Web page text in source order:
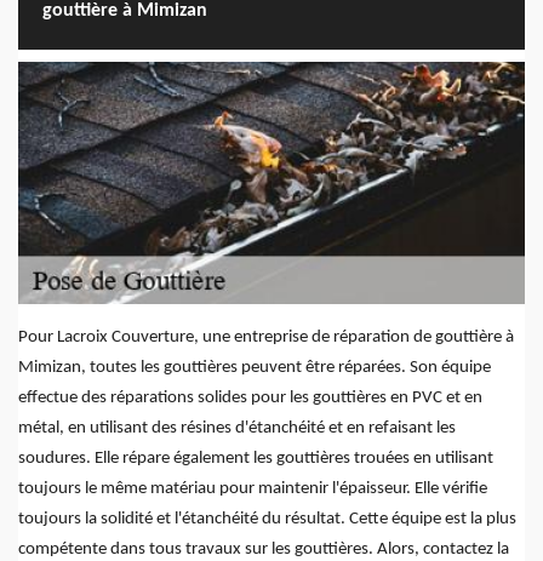
gouttière à Mimizan
Pour Lacroix Couverture, une entreprise de réparation de gouttière à
Mimizan, toutes les gouttières peuvent être réparées. Son équipe
effectue des réparations solides pour les gouttières en PVC et en
métal, en utilisant des résines d'étanchéité et en refaisant les
soudures. Elle répare également les gouttières trouées en utilisant
toujours le même matériau pour maintenir l'épaisseur. Elle vérifie
toujours la solidité et l'étanchéité du résultat. Cette équipe est la plus
compétente dans tous travaux sur les gouttières. Alors, contactez la